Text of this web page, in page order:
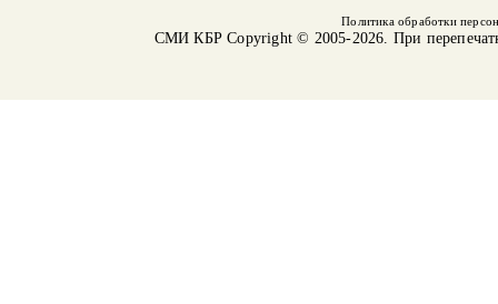
Политика обработки
СМИ КБРCopyright © 2005-2026. При